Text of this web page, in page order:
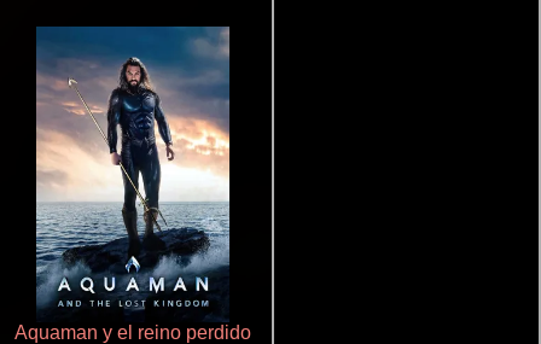
Aquaman y el reino perdido